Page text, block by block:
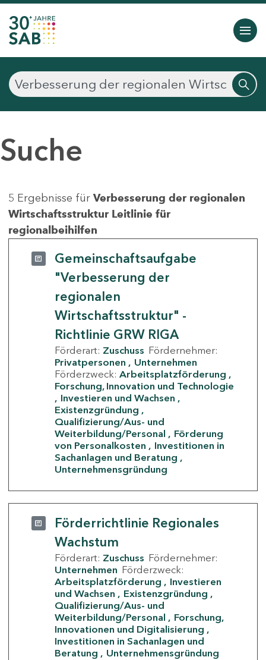
Suche
5 Ergebnisse für Verbesserung der regionalen
Wirtschaftsstruktur Leitlinie für
regionalbeihilfen
Gemeinschaftsaufgabe
"Verbesserung der
regionalen
Wirtschaftsstruktur" -
Richtlinie GRW RIGA
Förderart: Zuschuss Fördernehmer:
Privatpersonen
Unternehmen
Förderzweck: Arbeitsplatzförderung
Forschung, Innovation und Technologie
Investieren und Wachsen
Existenzgründung
Qualifizierung/Aus- und
Weiterbildung/Personal
Förderung
von Personalkosten
Investitionen in
Sachanlagen und Beratung
Unternehmensgründung
Förderrichtlinie Regionales
Wachstum
Förderart: Zuschuss Fördernehmer:
Unternehmen Förderzweck:
Arbeitsplatzförderung
Investieren
und Wachsen
Existenzgründung
Qualifizierung/Aus- und
Weiterbildung/Personal
Forschung,
Innovationen und Digitalisierung
Investitionen in Sachanlagen und
Beratung
Unternehmensgründung